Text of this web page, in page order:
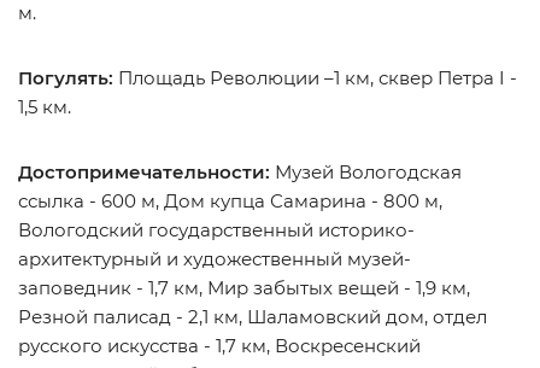
м.
Погулять: Площадь Революции –1 км, сквер Петра I -
1,5 км.
Достопримечательности: Музей Вологодская
ссылка - 600 м, Дом купца Самарина - 800 м,
Вологодский государственный историко-
архитектурный и художественный музей-
заповедник - 1,7 км, Мир забытых вещей - 1,9 км,
Резной палисад - 2,1 км, Шаламовский дом, отдел
русского искусства - 1,7 км, Воскресенский